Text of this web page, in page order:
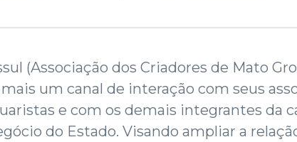
(Associação dos Criadores de Mato
um canal de interação com seus
e com os demais integrantes da
do Estado. Visando ampliar a